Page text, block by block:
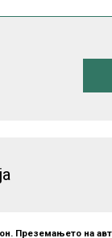
Преземањето на